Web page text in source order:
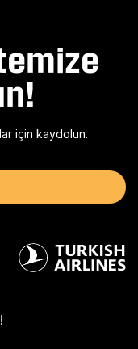
için kaydolun.